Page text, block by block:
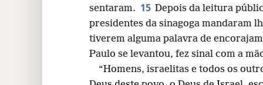
sentaram. 15 Depois da leitura
presidentes da sinagoga mandaram
tiverem alguma palavra de
Paulo se levantou, fez sinal com a
“Homens, israelitas e todos os